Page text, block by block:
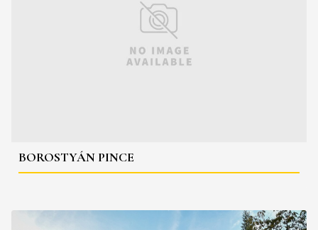
BOROSTYÁN PINCE